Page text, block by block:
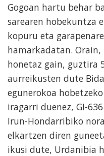
Gogoan hartu behar
sarearen hobekuntza
kopuru eta
hamarkadatan.
honetaz gain, guztira
aurreikusten dute
egunerokoa
iragarri duenez, GI-
Irun-Hondarribiko
elkartzen diren
ikusi dute, Urdanibia